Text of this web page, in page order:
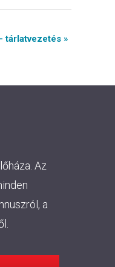
tárlatvezetés »
Az
a